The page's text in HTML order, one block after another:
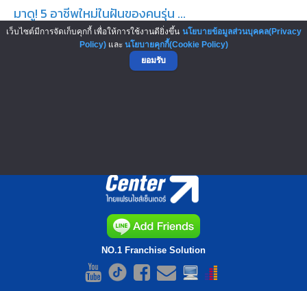
มาดู! 5 อาชีพใหม่ในฝันของคนรุ่น ...
ยุคสมัยเปลี่ยนไป อะไรๆ ก็เปลี่ยนแปลง รวมไปถึงการ
ประกอบอาชีพของผู้คนด้วย ซึ่งเราไ...
NO.1 Franchise Solution
เว็บไซต์มีการจัดเก็บคุกกี้ เพื่อให้การใช้งานดียิ่งขึ้น นโยบายข้อมูลส่วนบุคคล(Privacy
Policy)และ นโยบายคุกกี้(Cookie Policy)
ยอมรับ